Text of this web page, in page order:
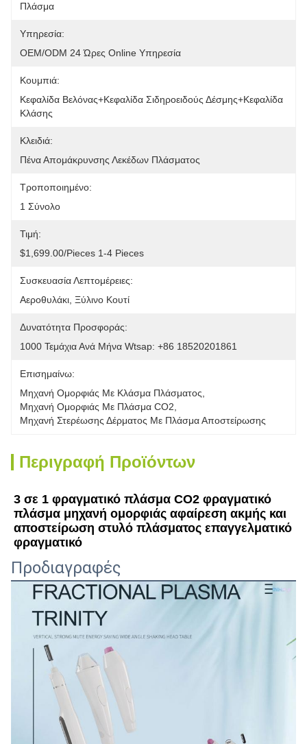
Πλάσμα
Υπηρεσία:
OEM/ODM 24 Ώρες Online Υπηρεσία
Κουμπιά:
Κεφαλίδα Βελόνας+Κεφαλίδα Σιδηροειδούς Δέσμης+Κεφαλίδα
Κλάσης
Κλειδιά:
Πένα Απομάκρυνσης Λεκέδων Πλάσματος
Τροποποιημένο:
1 Σύνολο
Τιμή:
$1,699.00/pieces 1-4 Pieces
Συσκευασία Λεπτομέρειες:
Αεροθυλάκι, Ξύλινο Κουτί
Δυνατότητα Προσφοράς:
1000 Τεμάχια Ανά Μήνα Wtsap: +86 18520201861
Επισημαίνω:
Μηχανή Ομορφιάς Με Κλάσμα Πλάσματος
Μηχανή Ομορφιάς Με Πλάσμα CO2
Μηχανή Στερέωσης Δέρματος Με Πλάσμα Αποστείρωσης
Περιγραφή Προϊόντων
3 σε 1 φραγματικό πλάσμα CO2 φραγματικό
πλάσμα μηχανή ομορφιάς αφαίρεση ακμής και
αποστείρωση στυλό πλάσματος επαγγελματικό
φραγματικό
Προδιαγραφές